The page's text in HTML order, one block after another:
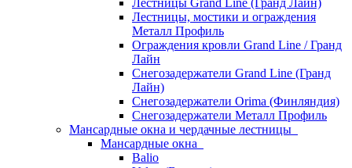
Лестницы Grand Line (Гранд Лайн)
Лестницы, мостики и ограждения
Металл Профиль
Ограждения кровли Grand Line / Гранд
Лайн
Снегозадержатели Grand Line (Гранд
Лайн)
Снегозадержатели Orima (Финляндия)
Снегозадержатели Металл Профиль
Мансардные окна и чердачные лестницы
Мансардные окна
Balio